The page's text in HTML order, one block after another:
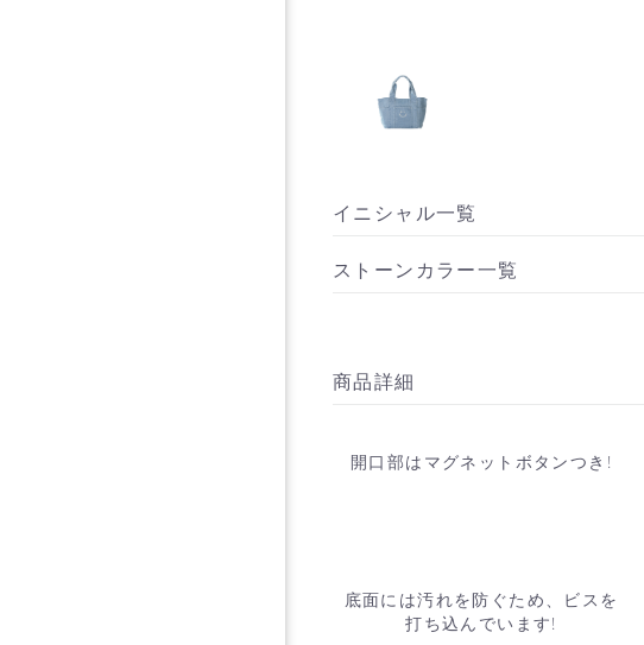
イニシャル一覧
ストーンカラー一覧
商品詳細
開口部はマグネットボタンつき!
底面には汚れを防ぐため、ビスを
打ち込んでいます!